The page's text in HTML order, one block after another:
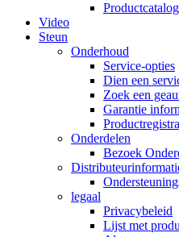
Video
Steun
Onderhoud
Service-opties
Dien een
Zoek een
Garantie
Onderdelen
Bezoek
legaal
Privacybeleid
Lijst met